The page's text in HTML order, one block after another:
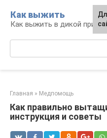
контенту
Как выжить
Как выжить в дикой
Главная » Медпомощь
Как правильно
инструкция и советы